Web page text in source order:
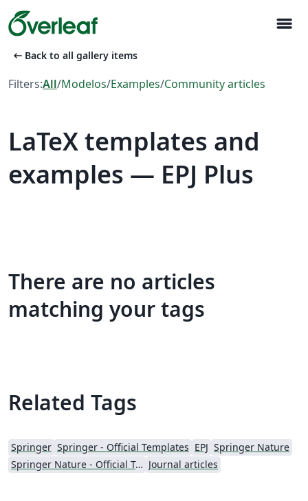
menu
arrow_left_alt Back to all gallery items
Filters:All/Modelos/Examples/Community articles
LaTeX templates and
examples — EPJ Plus
There are no articles
matching your tags
Related Tags
Springer Springer - Official Templates EPJ Springer Nature
Springer Nature - Official Templates Journal articles